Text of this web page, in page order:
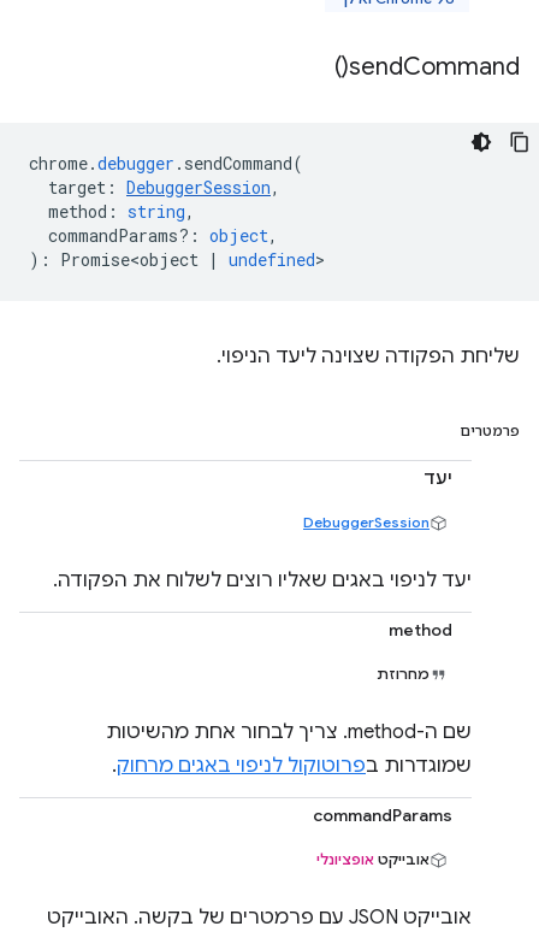
sendCommand(
)
chrome.debugger . sendCommand(
target : DebuggerSession,
method : string,
commandParams? : object,
) : Promise<object | undefined>
שליחת הפקודה שצוינה ליעד הניפוי.
פרמטרים
יעד
DebuggerSession
יעד לניפוי באגים שאליו רוצים לשלוח את הפקודה.
method
מחרוזת
שם ה-method. צריך לבחור אחת מהשיטות
שמוגדרות בפרוטוקול לניפוי באגים מרחוק.
commandParams
אובייקט אופציונלי
אובייקט JSON עם פרמטרים של בקשה. האובייקט